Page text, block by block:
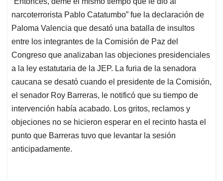
s
A
p
p
b
o
o
k
e
d
I
n
l
a
d
s
narcoterrorista Pablo Catatumbo” fue la declaración de
Paloma Valencia que desató una batalla de insultos
entre los integrantes de la Comisión de Paz del
Congreso que analizaban las objeciones presidenciales
a la ley estatutaria de la JEP. La furia de la senadora
caucana se desató cuando el presidente de la Comisión,
el senador Roy Barreras, le notificó que su tiempo de
intervención había acabado. Los gritos, reclamos y
objeciones no se hicieron esperar en el recinto hasta el
punto que Barreras tuvo que levantar la sesión
anticipadamente.